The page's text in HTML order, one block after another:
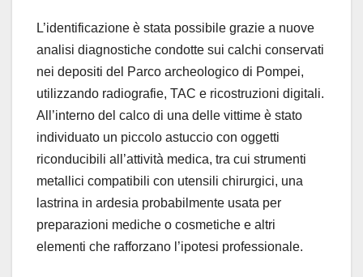
L’identificazione è stata possibile grazie a nuove
analisi diagnostiche condotte sui calchi conservati
nei depositi del Parco archeologico di Pompei,
utilizzando radiografie, TAC e ricostruzioni digitali.
All’interno del calco di una delle vittime è stato
individuato un piccolo astuccio con oggetti
riconducibili all’attività medica, tra cui strumenti
metallici compatibili con utensili chirurgici, una
lastrina in ardesia probabilmente usata per
preparazioni mediche o cosmetiche e altri
elementi che rafforzano l’ipotesi professionale.